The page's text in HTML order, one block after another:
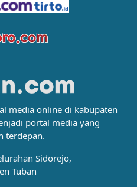
media online di kabupaten
portal media yang
terdepan.
Sidorejo,
Tuban